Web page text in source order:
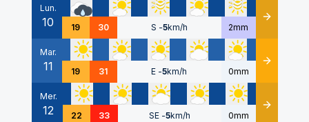
Lun.
10 19 30 S -5km/h 2mm Détails
Mar.
11 19 31 E -5km/h 0mm Détails
Mer.
12 22 33 SE -5km/h 0mm Détails